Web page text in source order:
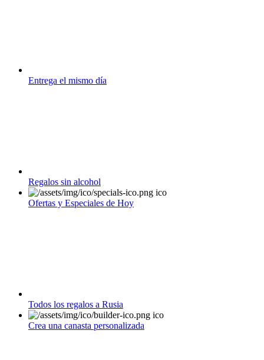
Entrega el mismo día
Regalos sin alcohol
Ofertas y Especiales de Hoy
Todos los regalos a Rusia
Crea una canasta personalizada